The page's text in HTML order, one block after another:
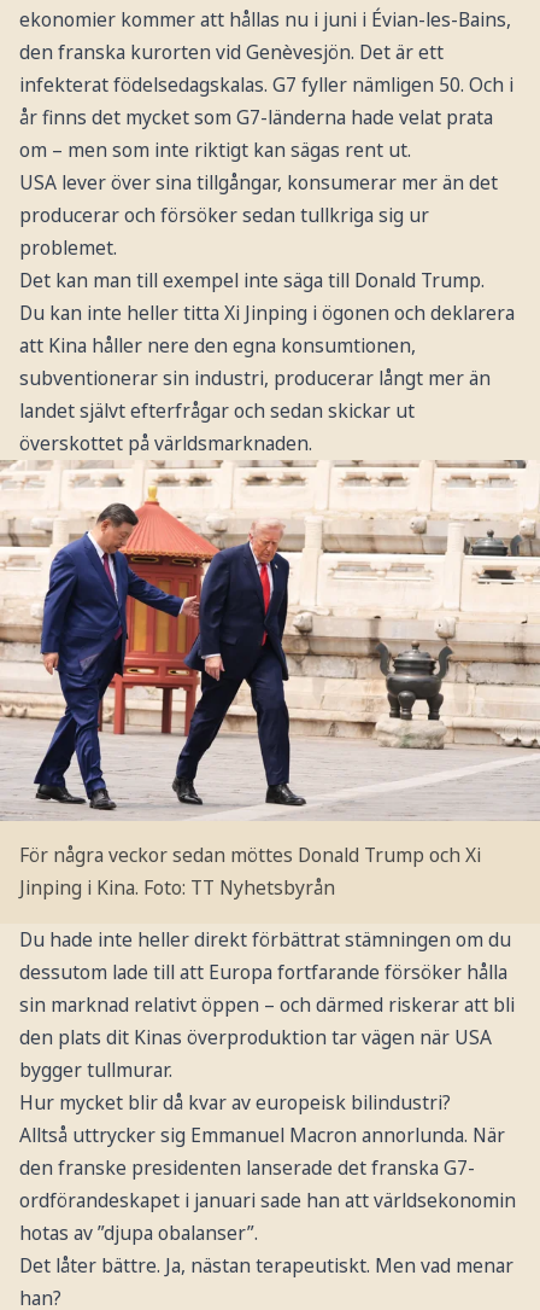
ekonomier kommer att hållas nu i juni i Évian-les-Bains,
den franska kurorten vid Genèvesjön. Det är ett
infekterat födelsedagskalas. G7 fyller nämligen 50. Och i
år finns det mycket som G7-länderna hade velat prata
om – men som inte riktigt kan sägas rent ut.
USA lever över sina tillgångar, konsumerar mer än det
producerar och försöker sedan tullkriga sig ur
problemet.
Det kan man till exempel inte säga till Donald Trump.
Du kan inte heller titta Xi Jinping i ögonen och deklarera
att Kina håller nere den egna konsumtionen,
subventionerar sin industri, producerar långt mer än
landet självt efterfrågar och sedan skickar ut
överskottet på världsmarknaden.
För några veckor sedan möttes Donald Trump och Xi
Jinping i Kina. Foto: TT Nyhetsbyrån
Du hade inte heller direkt förbättrat stämningen om du
dessutom lade till att Europa fortfarande försöker hålla
sin marknad relativt öppen – och därmed riskerar att bli
den plats dit Kinas överproduktion tar vägen när USA
bygger tullmurar.
Hur mycket blir då kvar av europeisk bilindustri?
Alltså uttrycker sig Emmanuel Macron annorlunda. När
den franske presidenten lanserade det franska G7-
ordförandeskapet i januari sade han att världsekonomin
hotas av ”djupa obalanser”.
Det låter bättre. Ja, nästan terapeutiskt. Men vad menar
han?